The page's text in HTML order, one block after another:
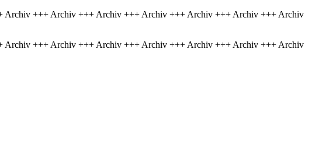
+++ Archiv +++ Archiv +++ Archiv +++ Archiv +++ Archiv +++ Archiv
+++ Archiv +++ Archiv +++ Archiv +++ Archiv +++ Archiv +++ Archiv